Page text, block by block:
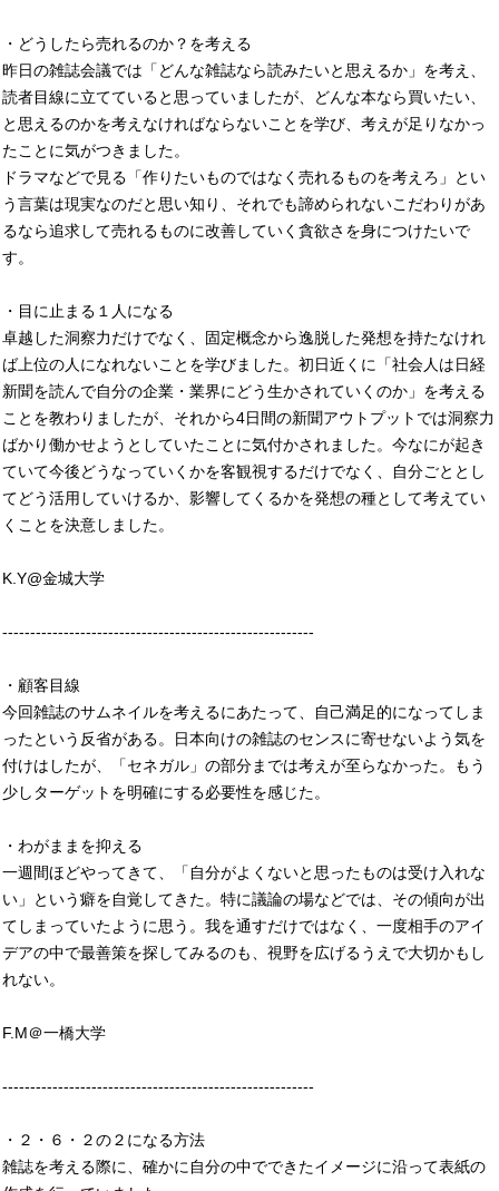
・どうしたら売れるのか？を考える
昨日の雑誌会議では「どんな雑誌なら読みたいと思えるか」を考え、
読者目線に立てていると思っていましたが、どんな本なら買いたい、
と思えるのかを考えなければならないことを学び、考えが足りなかっ
たことに気がつきました。
ドラマなどで見る「作りたいものではなく売れるものを考えろ」とい
う言葉は現実なのだと思い知り、それでも諦められないこだわりがあ
るなら追求して売れるものに改善していく貪欲さを身につけたいで
す。
・目に止まる１人になる
卓越した洞察力だけでなく、固定概念から逸脱した発想を持たなけれ
ば上位の人になれないことを学びました。初日近くに「社会人は日経
新聞を読んで自分の企業・業界にどう生かされていくのか」を考える
ことを教わりましたが、それから4日間の新聞アウトプットでは洞察力
ばかり働かせようとしていたことに気付かされました。今なにが起き
ていて今後どうなっていくかを客観視するだけでなく、自分ごととし
てどう活用していけるか、影響してくるかを発想の種として考えてい
くことを決意しました。
K.Y@金城大学
--------------------------------------------------------
・顧客目線
今回雑誌のサムネイルを考えるにあたって、自己満足的になってしま
ったという反省がある。日本向けの雑誌のセンスに寄せないよう気を
付けはしたが、「セネガル」の部分までは考えが至らなかった。もう
少しターゲットを明確にする必要性を感じた。
・わがままを抑える
一週間ほどやってきて、「自分がよくないと思ったものは受け入れな
い」という癖を自覚してきた。特に議論の場などでは、その傾向が出
てしまっていたように思う。我を通すだけではなく、一度相手のアイ
デアの中で最善策を探してみるのも、視野を広げるうえで大切かもし
れない。
F.M＠一橋大学
--------------------------------------------------------
・２・６・２の２になる方法
雑誌を考える際に、確かに自分の中でできたイメージに沿って表紙の